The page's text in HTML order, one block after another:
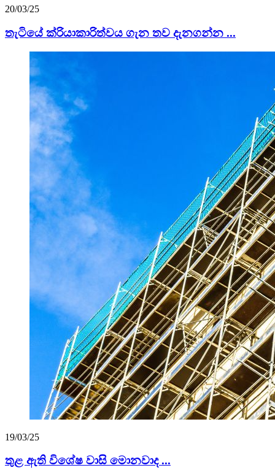
20/03/25
තැටියේ ක්රියාකාරිත්වය ගැන තව දැනගන්න ...
19/03/25
තුළ ඇති විශේෂ වාසි මොනවාද ...